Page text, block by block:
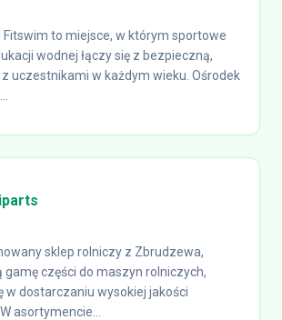
Fitswim to miejsce, w którym sportowe
wodnej łączy się z bezpieczną,
uczestnikami w każdym wieku. Ośrodek
sklep rolniczy z Zbrudzewa,
części do maszyn rolniczych,
w dostarczaniu wysokiej jakości
asortymencie...